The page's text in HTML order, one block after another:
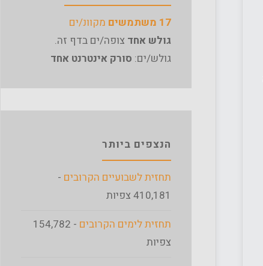
17 משתמשים
מקוונ/ים
גולש אחד צופה/ים בדף זה.
גולש/ים: סורק אינטרנט אחד
הנצפים ביותר
תחזית לשבועיים הקרובים -
410,181 צפיות
תחזית לימים הקרובים
- 154,782
צפיות